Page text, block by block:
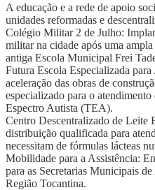
​A educação e a rede de apoio
unidades reformadas e
​Colégio Militar 2 de Julho:
militar na cidade após uma
antiga Escola Municipal Frei
​Futura Escola Especializada
aceleração das obras de
especializado para o
Espectro Autista (TEA).
​Centro Descentralizado de Leite
distribuição qualificada para
necessitam de fórmulas lácteas
​Mobilidade para a Assistência:
para as Secretarias Municipais
Região Tocantina.